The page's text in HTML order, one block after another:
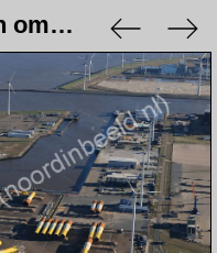
Groningen stad en omgeving - 9 januari 2024